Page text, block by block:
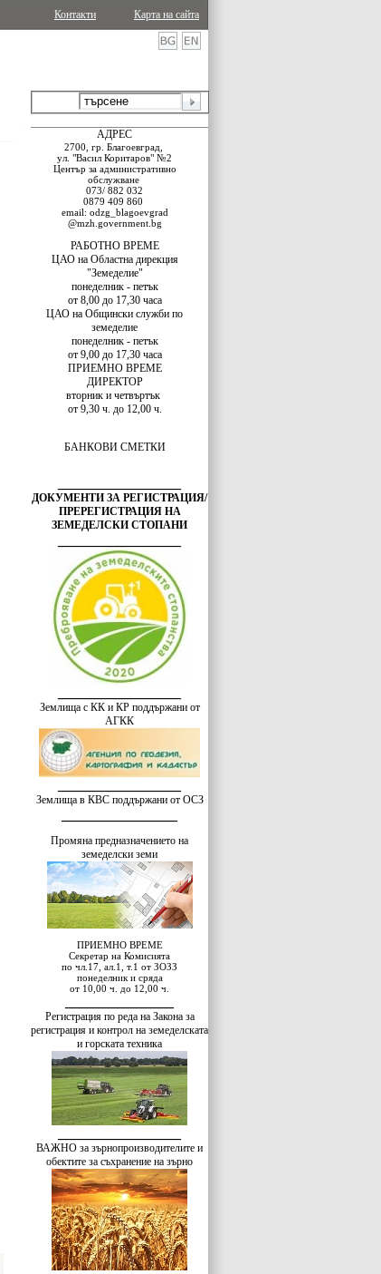
Карта на сайта
Контакти
АДРЕС
2700, гр. Благоевград,
ул. "Васил Коритаров" №2
Център за административно
обслужване
073/ 882 032
0879 409 860
email: odzg_blagoevgrad
@mzh.government.bg
РАБОТНО ВРЕМЕ
ЦАО на Областна дирекция
"Земеделие"
понеделник - петък
от 8,00 до 17,30 часа
ЦАО на Общински служби по
земеделие
понеделник - петък
от 9,00 до 17,30 часа
ПРИЕМНО ВРЕМЕ
ДИРЕКТОР
вторник и четвъртък
от 9,30 ч. до 12,00 ч.
БАНКОВИ СМЕТКИ
ДОКУМЕНТИ ЗА РЕГИСТРАЦИЯ/
ПРЕРЕГИСТРАЦИЯ НА
ЗЕМЕДЕЛСКИ СТОПАНИ
Землища с КК и КР поддържани от
АГКК
Землища в КВС поддържани от ОСЗ
Промяна предназначението на
земеделски земи
ПРИЕМНО ВРЕМЕ
Секретар на Комисията
по чл.17, ал.1, т.1 от ЗОЗЗ
понеделник и сряда
от 10,00 ч. до 12,00 ч.
Регистрация по реда на Закона за
регистрация и контрол на земеделската
и горската техника
ВАЖНО за зърнопроизводителите и
обектите за съхранение на зърно